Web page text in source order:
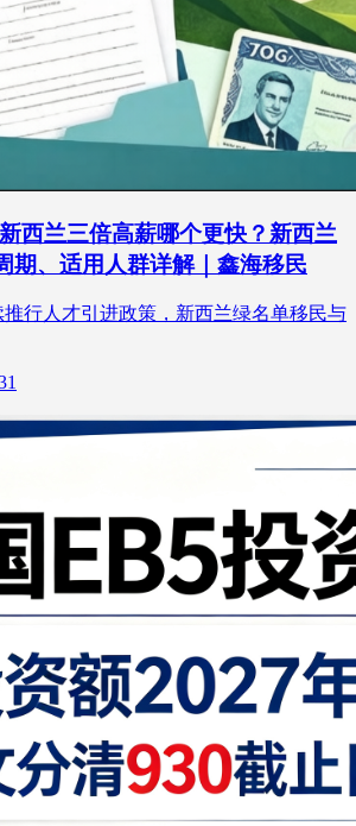
西兰三倍高薪哪个更快？新西兰
期、适用人群详解｜鑫海移民
行人才引进政策，新西兰绿名单移民与